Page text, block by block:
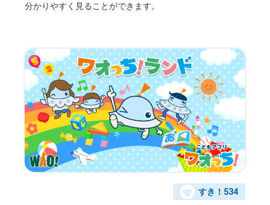
分かりやすく見ることができます。
すき！ 534